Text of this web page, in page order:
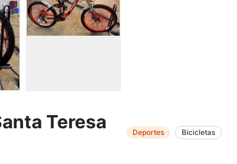
Teresa
Deportes Bicicletas